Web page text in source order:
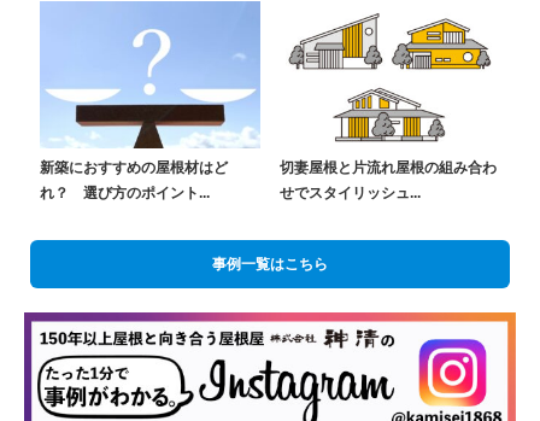
新築におすすめの屋根材はど
れ？ 選び方のポイント...
切妻屋根と片流れ屋根の組み合わ
せでスタイリッシュ...
事例一覧はこちら